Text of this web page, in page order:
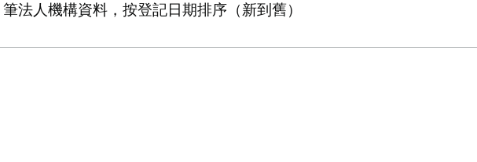
法人機構資料，按登記日期排序（新到舊）